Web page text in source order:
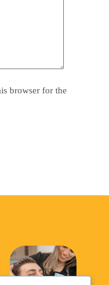
browser for the